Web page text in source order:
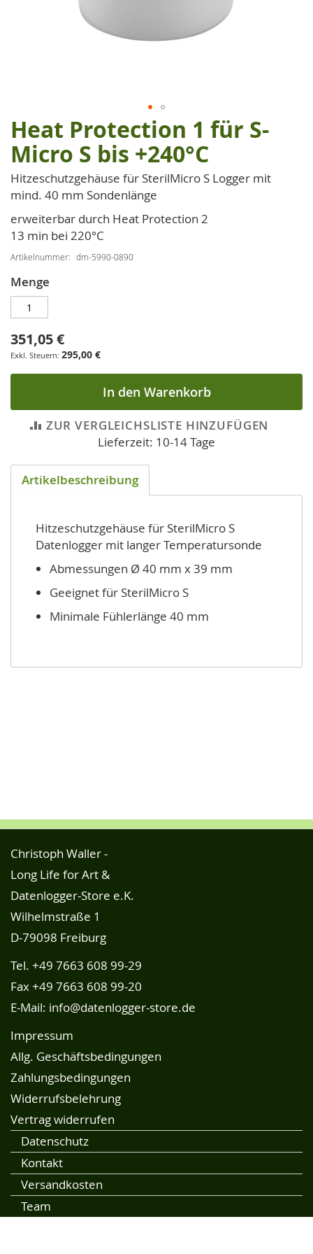
Zum
Anfang
der
Bildgalerie
springen
Heat Protection 1 für S-
Micro S bis +240°C
Hitzeschutzgehäuse für SterilMicro S Logger mit
mind. 40 mm Sondenlänge
erweiterbar durch Heat Protection 2
13 min bei 220°C
Artikelnummer dm-5990-0890
Menge
351,05 €
295,00 €
In den Warenkorb
ZUR VERGLEICHSLISTE HINZUFÜGEN
Lieferzeit: 10-14 Tage
Artikelbeschreibung
Hitzeschutzgehäuse für SterilMicro S
Datenlogger mit langer Temperatursonde
Abmessungen Ø 40 mm x 39 mm
Geeignet für SterilMicro S
Minimale Fühlerlänge 40 mm
Christoph Waller -
Long Life for Art &
Datenlogger-Store e.K.
Wilhelmstraße 1
D-79098 Freiburg
Tel. +49 7663 608 99-29
Fax +49 7663 608 99-20
E-Mail: info@datenlogger-store.de
Impressum
Allg. Geschäftsbedingungen
Zahlungsbedingungen
Widerrufsbelehrung
Vertrag widerrufen
Datenschutz
Kontakt
Versandkosten
Team